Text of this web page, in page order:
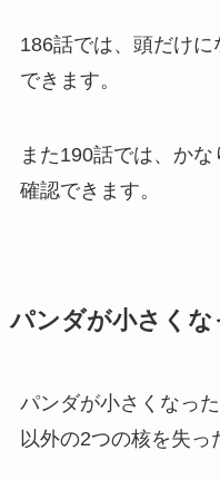
186話では、頭だけ
できます。
また190話では、か
確認できます。
パンダが小さくな
パンダが小さくなっ
以外の2つの核を失っ